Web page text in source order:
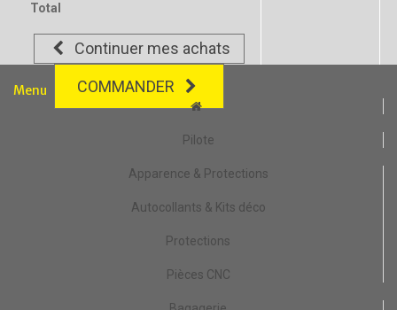
Total
Continuer mes achats
COMMANDER
Menu
Pilote
Apparence & Protections
Autocollants & Kits déco
Protections
Pièces CNC